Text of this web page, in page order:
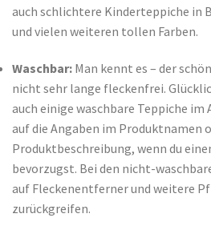
auch schlichtere Kinderteppiche in
und vielen weiteren tollen Farben.
Waschbar: Man kennt es – der
nicht sehr lange fleckenfrei.
auch einige waschbare Teppiche
auf die Angaben im Produktnamen
Produktbeschreibung, wenn du
bevorzugst. Bei den nicht-
auf Fleckenentferner und weitere
zurückgreifen.